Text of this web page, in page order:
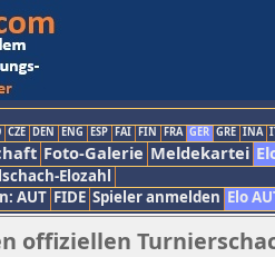
CZE DEN ENG ESP FAI FIN FRA GER GRE INA
Foto-Galerie Meldekartei
Elozahl
AUT FIDE Spieler anmelden Elo
offiziellen